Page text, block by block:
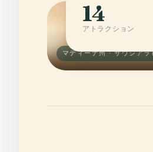
マディーナ州 · サウジアラ
14
アトラクション